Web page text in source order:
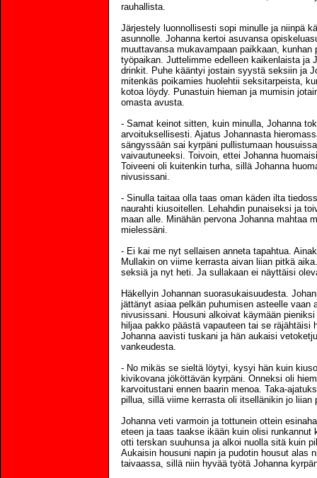
rauhallista.
Järjestely luonnollisesti sopi minulle ja niinpä
asunnolle. Johanna kertoi asuvansa
muuttavansa mukavampaan paikkaan,
työpaikan. Juttelimme edelleen kaikenlaista ja
drinkit. Puhe kääntyi jostain syystä seksiin ja
mitenkäs poikamies huolehtii seksitarpeista,
kotoa löydy. Punastuin hieman ja mumisin
omasta avusta.
- Samat keinot sitten, kuin minulla, Johanna
arvoituksellisesti. Ajatus Johannasta
sängyssään sai kyrpäni pullistumaan
vaivautuneeksi. Toivoin, ettei Johanna
Toiveeni oli kuitenkin turha, sillä Johanna
nivusissani.
- Sinulla taitaa olla taas oman käden ilta
naurahti kiusoitellen. Lehahdin punaiseksi ja
maan alle. Minähän pervona Johanna mahtaa
mielessäni.
- Ei kai me nyt sellaisen anneta tapahtua.
Mullakin on viime kerrasta aivan liian pitkä
seksiä ja nyt heti. Ja sullakaan ei näyttäisi
Häkellyin Johannan suorasukaisuudesta.
jättänyt asiaa pelkän puhumisen asteelle vaan
nivusissani. Housuni alkoivat käymään
hiljaa pakko päästä vapauteen tai se räjähtäisi
Johanna aavisti tuskani ja hän aukaisi
vankeudesta.
- No mikäs se sieltä löytyi, kysyi hän kuin
kivikovana jököttävän kyrpäni. Onneksi oli
karvoitustani ennen baarin menoa. Taka-
pillua, sillä viime kerrasta oli itsellänikin jo liian
Johanna veti varmoin ja tottunein ottein
eteen ja taas taakse ikään kuin olisi runkannut
otti terskan suuhunsa ja alkoi nuolla sitä kuin
Aukaisin housuni napin ja pudotin housut alas
taivaassa, sillä niin hyvää työtä Johanna